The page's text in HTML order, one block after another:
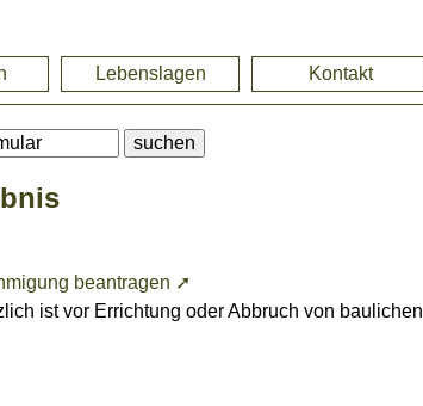
Lebenslagen Kontakt
beantragen ➚
ist vor Errichtung oder Abbruch von